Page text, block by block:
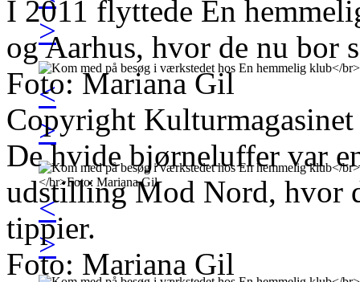
>
<
>
<
>
I 2011 flyttede En
og Aarhus, hvor de nu bor
Foto: Mariana Gil
Copyright
De hvide bjørneluffer var
udstilling Mod Nord, hvor
tippier.
Foto: Mariana Gil